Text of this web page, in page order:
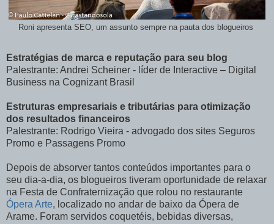
Roni apresenta SEO, um assunto sempre na pauta dos blogueiros
Estratégias de marca e reputação para seu blog
Palestrante: Andrei Scheiner - líder de Interactive – Digital
Business na Cognizant Brasil
Estruturas empresariais e tributárias para otimização
dos resultados financeiros
Palestrante: Rodrigo Vieira - advogado dos sites Seguros
Promo e Passagens Promo
Depois de absorver tantos conteúdos importantes para o
seu dia-a-dia, os blogueiros tiveram oportunidade de relaxar
na Festa de Confraternização que rolou no restaurante
Ópera Arte, localizado no andar de baixo da Ópera de
Arame. Foram servidos coquetéis, bebidas diversas,